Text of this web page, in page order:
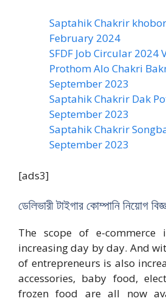
Saptahik Chakrir
February 2024
SFDF Job Circular 2024
Prothom Alo Chakri
September 2023
Saptahik Chakrir Dak
‍September 2023
Saptahik Chakrir
September 2023
[ads3]
ডেলিভারী টাইগার কোম্পানি নিয়োগ
The scope of e-
increasing day by day. And
of entrepreneurs is also
accessories, baby food,
frozen food are all now